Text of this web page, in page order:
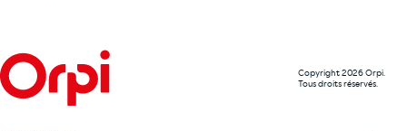
Copyright 2026 Orpi.
Tous droits réservés.